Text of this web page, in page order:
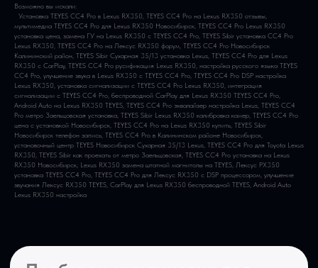
Возможно вы искали:
Установка TEYES CC4 Pro в Lexus RX350, TEYES CC4 Pro на Lexus RX350 отзывы,
мультимедиа TEYES CC4 Pro для Lexus RX350 Новосибирск, TEYES CC4 Pro Lexus RX350
установка цена, замена ГУ на Lexus RX350 с TEYES CC4 Pro, TEYES Sibir установка CC4 Pro
Lexus RX350, TEYES CC4 Pro на Лексус RX350 форум, TEYES CC4 Pro Новосибирск
Калининский район, TEYES Sibir Сухарная 35/13 установка Lexus, TEYES CC4 Pro для Lexus
RX350 с CarPlay, TEYES CC4 Pro русификация Lexus RX350, настройка русского языка TEYES
CC4 Pro, улучшение звука в Lexus RX350 с TEYES CC4 Pro, TEYES CC4 Pro DSP настройка
Lexus RX350, установка сигнализации с TEYES CC4 Pro Lexus RX350, интеграция
сигнализации с TEYES CC4 Pro, беспроводной CarPlay для Lexus RX350 TEYES CC4 Pro,
Android Auto на Lexus RX350 TEYES, TEYES CC4 Pro эквалайзер настройка Lexus, TEYES CC4
Pro метро Заельцовская установка, TEYES Sibir Lexus RX350 калибровка камер, TEYES CC4 Pro
цена с установкой Новосибирск, TEYES CC4 Pro на Lexus RX350 купить, TEYES Sibir
Новосибирск телефон запись, TEYES CC4 Pro в Калининском районе Новосибирск,
установочный центр TEYES Новосибирск Сухарная 35/13 Lexus, TEYES CC4 Pro для Toyota Lexus
RX350, TEYES Sibir как проехать от метро Заельцовская, TEYES CC4 Pro установка на Lexus
RX350 Новосибирск, Lexus RX350 замена штатной магнитолы на TEYES, Лексус РХ350
установка TEYES CC4 Pro, TEYES CC4 Pro для Лексус RX350 с DSP процессором, улучшение
звучания Лексус RX350 TEYES, CarPlay для Lexus RX350 беспроводной TEYES, Android Auto
Lexus RX350 настройка